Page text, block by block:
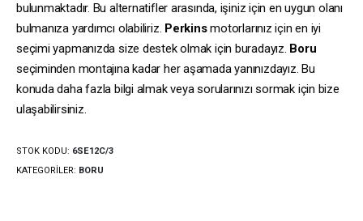
bulunmaktadır. Bu alternatifler arasında, işiniz için en uygun olanı
bulmanıza yardımcı olabiliriz. Perkinsmotorlarınız için en iyi
seçimi yapmanızda size destek olmak için buradayız. Boru
seçiminden montajına kadar her aşamada yanınızdayız. Bu
konuda daha fazla bilgi almak veya sorularınızı sormak için bize
ulaşabilirsiniz.
STOK KODU: 6SE12C/3
KATEGORILER: BORU